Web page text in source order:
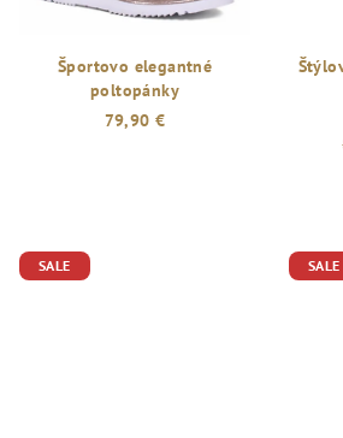
Športovo elegantné
poltopánky
79,90 €
SALE SALE